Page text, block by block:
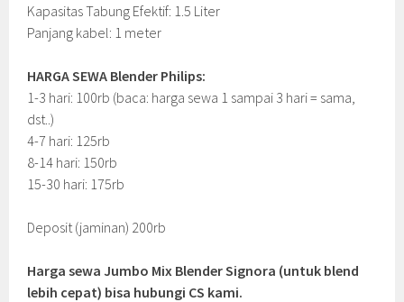
Kapasitas Tabung Efektif: 1.5 Liter
Panjang kabel: 1 meter
HARGA SEWA Blender Philips:
1-3 hari: 100rb (baca: harga sewa 1 sampai 3 hari = sama,
dst..)
4-7 hari: 125rb
8-14 hari: 150rb
15-30 hari: 175rb
Deposit (jaminan) 200rb
Harga sewa Jumbo Mix Blender Signora (untuk blend
lebih cepat) bisa hubungi CS kami.